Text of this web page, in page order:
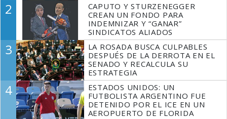
2
CAPUTO Y STURZENEGGER
CREAN UN FONDO PARA
INDEMNIZAR Y “GANAR”
SINDICATOS ALIADOS
3
LA ROSADA BUSCA CULPABLES
DESPUÉS DE LA DERROTA EN EL
SENADO Y RECALCULA SU
ESTRATEGIA
4
ESTADOS UNIDOS: UN
FUTBOLISTA ARGENTINO FUE
DETENIDO POR EL ICE EN UN
AEROPUERTO DE FLORIDA